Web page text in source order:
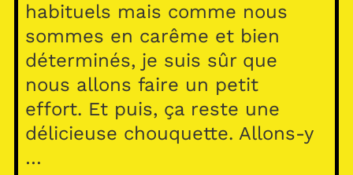
habituels mais comme nous
sommes en carême et bien
déterminés, je suis sûr que
nous allons faire un petit
effort. Et puis, ça reste une
délicieuse chouquette. Allons-y
…